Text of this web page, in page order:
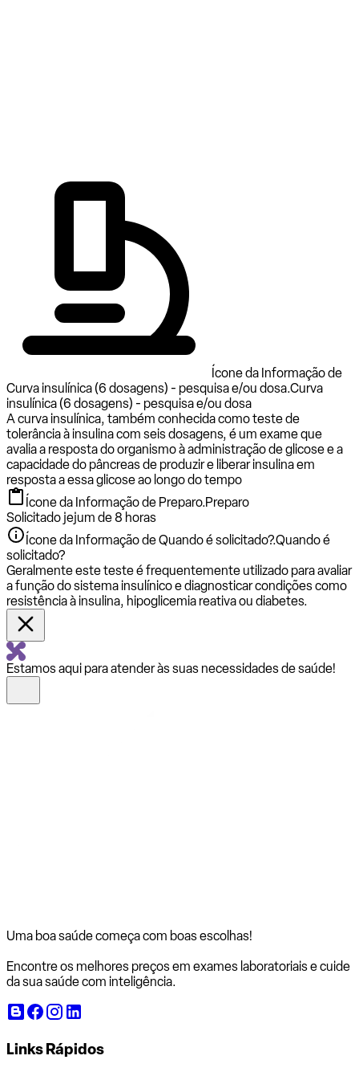
Ícone da Informação de
Curva insulínica (6 dosagens) - pesquisa e/ou dosa.Curva
insulínica (6 dosagens) - pesquisa e/ou dosa
A curva insulínica, também conhecida como teste de
tolerância à insulina com seis dosagens, é um exame que
avalia a resposta do organismo à administração de glicose e a
capacidade do pâncreas de produzir e liberar insulina em
resposta a essa glicose ao longo do tempo
Ícone da Informação de Preparo.Preparo
Solicitado jejum de 8 horas
Ícone da Informação de Quando é solicitado?.Quando é
solicitado?
Geralmente este teste é frequentemente utilizado para avaliar
a função do sistema insulínico e diagnosticar condições como
resistência à insulina, hipoglicemia reativa ou diabetes.
Estamos aqui para atender às suas necessidades de saúde!
Uma boa saúde começa com boas escolhas!
Encontre os melhores preços em exames laboratoriais e cuide
da sua saúde com inteligência.
Links Rápidos